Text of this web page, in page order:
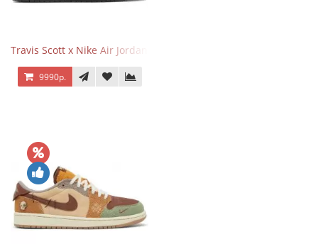
Travis Scott x Nike Air Jordan 1 Retro Low OG SP Black Phantom
9990р.